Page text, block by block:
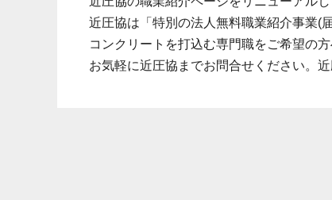
近圧協は「特別の法人無料職業紹介事業(
コンクリートを打込む専門職をご希望の
お気軽に近圧協までお問合せください。